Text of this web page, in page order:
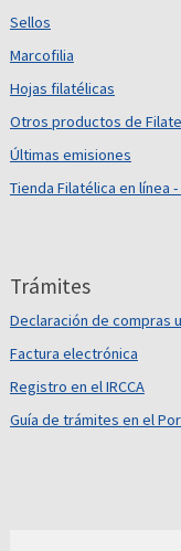
Sellos
Marcofilia
Hojas filatélicas
Otros productos de
Últimas emisiones
Tienda Filatélica en línea
Trámites
Declaración de compras
Factura electrónica
Registro en el IRCCA
Guía de trámites en el